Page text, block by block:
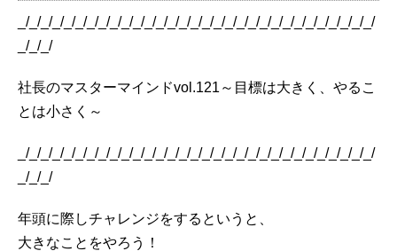
_/_/_/_/_/_/_/_/_/_/_/_/_/_/_/_/_/_/_/_/_/_/_/_/_/_/_/_/_/_/_/
_/_/_/
社長のマスターマインドvol.121～目標は大きく、やるこ
とは小さく～
_/_/_/_/_/_/_/_/_/_/_/_/_/_/_/_/_/_/_/_/_/_/_/_/_/_/_/_/_/_/_/
_/_/_/
年頭に際しチャレンジをするというと、
大きなことをやろう！